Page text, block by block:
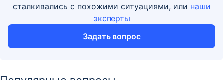
сталкивались с похожими ситуациями, или наши
эксперты
Задать вопрос